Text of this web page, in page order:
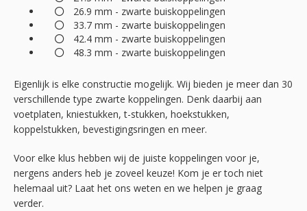
26.9 mm - zwarte buiskoppelingen
33.7 mm - zwarte buiskoppelingen
42.4 mm - zwarte buiskoppelingen
48.3 mm - zwarte buiskoppelingen
Eigenlijk is elke constructie mogelijk. Wij bieden je meer dan 30
verschillende type zwarte koppelingen. Denk daarbij aan
voetplaten, kniestukken, t-stukken, hoekstukken,
koppelstukken, bevestigingsringen en meer.
Voor elke klus hebben wij de juiste koppelingen voor je,
nergens anders heb je zoveel keuze! Kom je er toch niet
helemaal uit? Laat het ons weten en we helpen je graag
verder.